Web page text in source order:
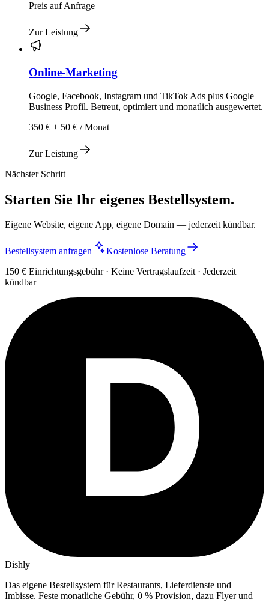
Preis auf Anfrage
Zur Leistung
Online-Marketing
Google, Facebook, Instagram und TikTok Ads plus Google
Business Profil. Betreut, optimiert und monatlich ausgewertet.
350 € + 50 € / Monat
Zur Leistung
Nächster Schritt
Starten Sie Ihr eigenes Bestellsystem.
Eigene Website, eigene App, eigene Domain — jederzeit kündbar.
Bestellsystem anfragen
Kostenlose Beratung
150 € Einrichtungsgebühr · Keine Vertragslaufzeit · Jederzeit
kündbar
Dishly
Das eigene Bestellsystem für Restaurants, Lieferdienste und
Imbisse. Feste monatliche Gebühr, 0 % Provision, dazu Flyer und